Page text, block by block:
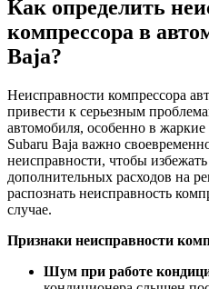
Как определить
компрессора в
Baja?
Неисправности компрессора
привести к серьезным
автомобиля, особенно в
Subaru Baja важно
неисправности, чтобы
дополнительных расходов на
распознать неисправность
случае.
Признаки неисправности
Шум при работе